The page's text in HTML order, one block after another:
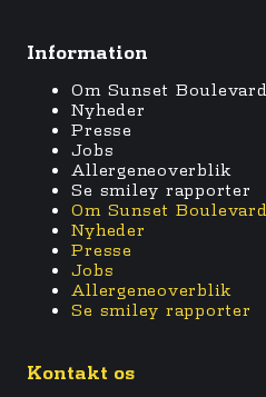
Information
Om Sunset Boulevard
Nyheder
Presse
Jobs
Allergeneoverblik
Se smiley rapporter
Om Sunset Boulevard
Nyheder
Presse
Jobs
Allergeneoverblik
Se smiley rapporter
Kontakt os